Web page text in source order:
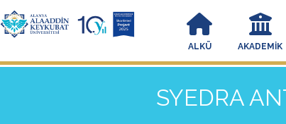
ALKÜ AKADEMIK
SYEDRA